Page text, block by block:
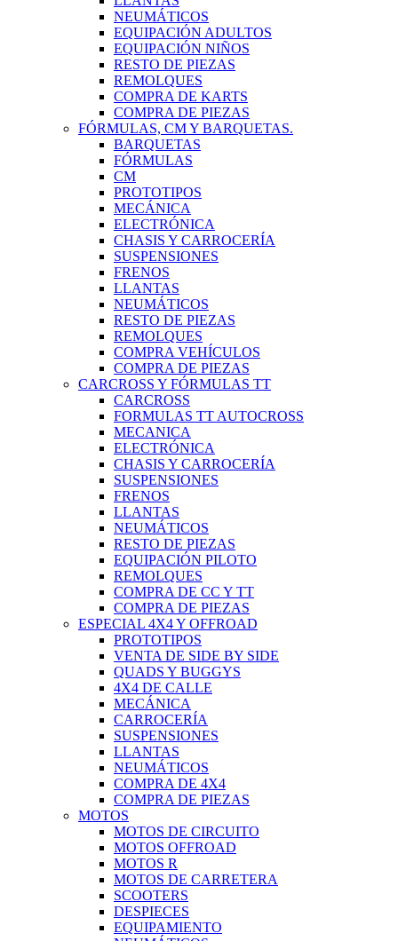
NEUMÁTICOS
EQUIPACIÓN ADULTOS
EQUIPACIÓN NIÑOS
RESTO DE PIEZAS
REMOLQUES
COMPRA DE KARTS
COMPRA DE PIEZAS
FÓRMULAS, CM Y BARQUETAS.
BARQUETAS
FÓRMULAS
CM
PROTOTIPOS
MECÁNICA
ELECTRÓNICA
CHASIS Y CARROCERÍA
SUSPENSIONES
FRENOS
LLANTAS
NEUMÁTICOS
RESTO DE PIEZAS
REMOLQUES
COMPRA VEHÍCULOS
COMPRA DE PIEZAS
CARCROSS Y FÓRMULAS TT
CARCROSS
FORMULAS TT AUTOCROSS
MECANICA
ELECTRÓNICA
CHASIS Y CARROCERÍA
SUSPENSIONES
FRENOS
LLANTAS
NEUMÁTICOS
RESTO DE PIEZAS
EQUIPACIÓN PILOTO
REMOLQUES
COMPRA DE CC Y TT
COMPRA DE PIEZAS
ESPECIAL 4X4 Y OFFROAD
PROTOTIPOS
VENTA DE SIDE BY SIDE
QUADS Y BUGGYS
4X4 DE CALLE
MECÁNICA
CARROCERÍA
SUSPENSIONES
LLANTAS
NEUMÁTICOS
COMPRA DE 4X4
COMPRA DE PIEZAS
MOTOS
MOTOS DE CIRCUITO
MOTOS OFFROAD
MOTOS R
MOTOS DE CARRETERA
SCOOTERS
DESPIECES
EQUIPAMIENTO